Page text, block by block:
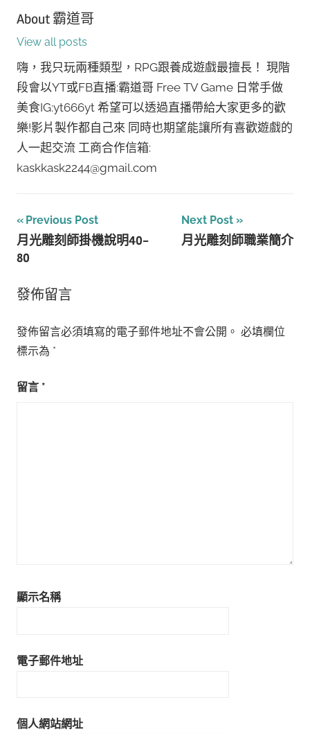
About 霸道哥
View all posts
嗨，我只玩兩種類型，RPG跟養成遊戲最擅長！ 現階
段會以YT或FB直播:霸道哥 Free TV Game 日常手做
美食IG:yt666yt 希望可以透過直播帶給大家更多的歡
樂!影片製作都自己來 同時也期望能讓所有喜歡遊戲的
人一起交流 工商合作信箱:
kaskkask2244@gmail.com
文
章
覽
Previous Post
月光雕刻師掛機說明40-
80
Next Post
月光雕刻師職業簡介
發佈留言
發佈留言必須填寫的電子郵件地址不會公開。 必填欄位
標示為 *
留言 *
顯示名稱
電子郵件地址
個人網站網址